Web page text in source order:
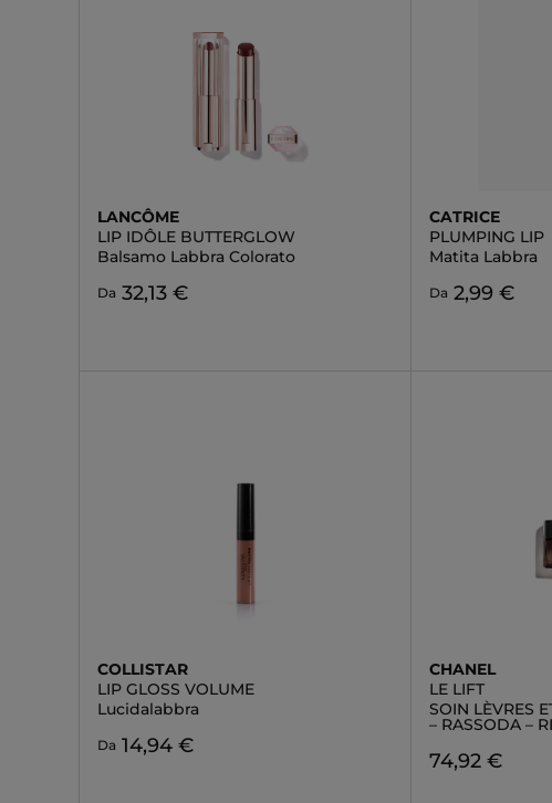
LANCÔME
LIP IDÔLE BUTTERGLOW
Balsamo Labbra Colorato
Da 32,13 €
CATRICE
PLUMPING LIP
Matita Labbra
Da 2,99 €
COLLISTAR
LIP GLOSS VOLUME
Lucidalabbra
Da 14,94 €
CHANEL
LE LIFT
SOIN LÈVRES
– RASSODA –
74,92 €